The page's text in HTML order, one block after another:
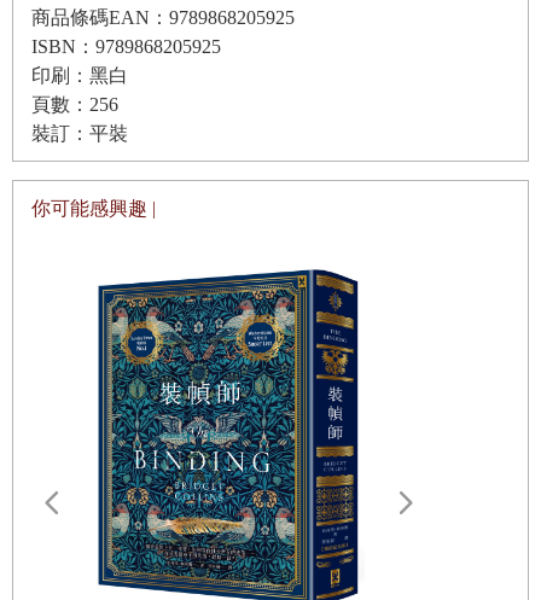
商品條碼EAN：9789868205925
ISBN：9789868205925
印刷：黑白
頁數：256
裝訂：平裝
你可能感興趣 |